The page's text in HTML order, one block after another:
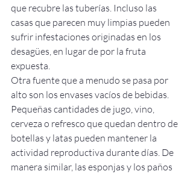
que recubre las tuberías. Incluso las
casas que parecen muy limpias pueden
sufrir infestaciones originadas en los
desagües, en lugar de por la fruta
expuesta.
Otra fuente que a menudo se pasa por
alto son los envases vacíos de bebidas.
Pequeñas cantidades de jugo, vino,
cerveza o refresco que quedan dentro de
botellas y latas pueden mantener la
actividad reproductiva durante días. De
manera similar, las esponjas y los paños